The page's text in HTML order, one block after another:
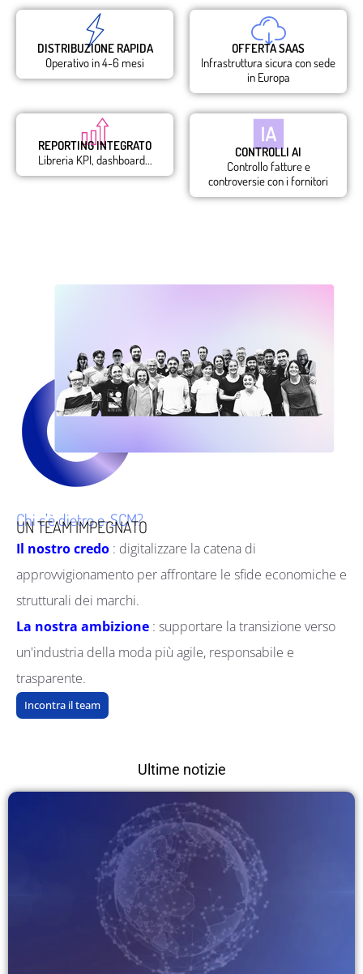
DISTRIBUZIONE RAPIDA
Operativo in 4-6 mesi
OFFERTA SAAS
Infrastruttura sicura con sede
in Europa
REPORTING INTEGRATO
Libreria KPI, dashboard...
CONTROLLI AI
Controllo fatture e
controversie con i fornitori
Chi c'è dietro e-SCM?
UN TEAM IMPEGNATO
Il nostro credo : digitalizzare la catena di
approvvigionamento per affrontare le sfide economiche e
strutturali dei marchi.
La nostra ambizione : supportare la transizione verso
un'industria della moda più agile, responsabile e
trasparente.
Incontra il team
Ultime notizie